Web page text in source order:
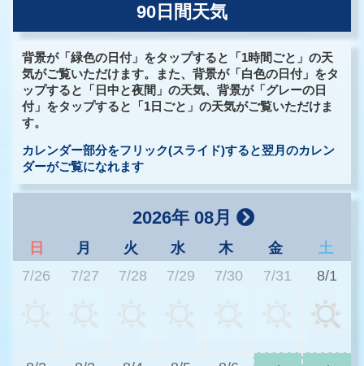
90日間天気
背景が「緑色の日付」をタップすると「1時間ごと」の天
気がご覧いただけます。また、背景が「白色の日付」をタ
ップすると「日中と夜間」の天気、背景が「グレーの日
付」をタップすると「1日ごと」の天気がご覧いただけま
す。
カレンダー部分をフリック(スライド)すると翌月のカレン
ダーがご覧になれます
2026年 08月
日 月 火 水 木 金
土
7/26
7/27 7/28 7/29 7/30 7/31 8/1